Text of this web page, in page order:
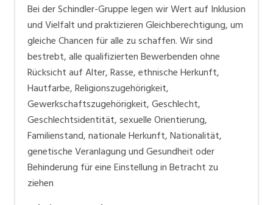
Bei der Schindler-Gruppe legen wir Wert auf Inklusion
und Vielfalt und praktizieren Gleichberechtigung, um
gleiche Chancen für alle zu schaffen. Wir sind
bestrebt, alle qualifizierten Bewerbenden ohne
Rücksicht auf Alter, Rasse, ethnische Herkunft,
Hautfarbe, Religionszugehörigkeit,
Gewerkschaftszugehörigkeit, Geschlecht,
Geschlechtsidentität, sexuelle Orientierung,
Familienstand, nationale Herkunft, Nationalität,
genetische Veranlagung und Gesundheit oder
Behinderung für eine Einstellung in Betracht zu
ziehen